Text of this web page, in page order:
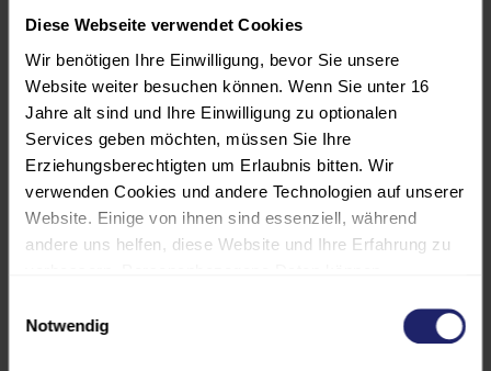
Diese Webseite verwendet Cookies
Wir benötigen Ihre Einwilligung, bevor Sie unsere
Website weiter besuchen können. Wenn Sie unter 16
Jahre alt sind und Ihre Einwilligung zu optionalen
Services geben möchten, müssen Sie Ihre
Erziehungsberechtigten um Erlaubnis bitten. Wir
verwenden Cookies und andere Technologien auf unserer
Website. Einige von ihnen sind essenziell, während
andere uns helfen, diese Website und Ihre Erfahrung zu
personalisierte Anzeigen und Inhalte oder die Messung
von Anzeigen und Inhalten. Weitere Informationen über
Notwendig
Ingenieurkammer-Bau Nordrhein-
Unterrichtseinheiten anerkannt.
Diese Veranstaltung wird von der
Architektenkammer Baden-
Württemberg als Fort-
/Weiterbildung mit einem Umfang
von 29 Unterrichtsstunden für
Architekten/Stadtplaner im